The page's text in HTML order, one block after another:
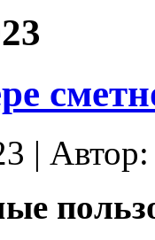
| Автор: